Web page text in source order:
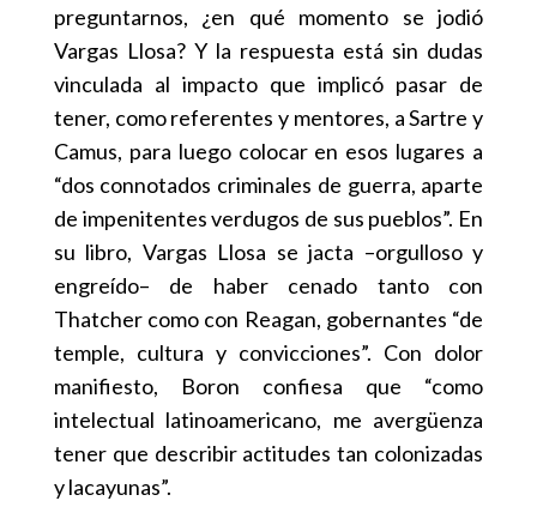
preguntarnos, ¿en qué momento se jodió
Vargas Llosa? Y la respuesta está sin dudas
vinculada al impacto que implicó pasar de
tener, como referentes y mentores, a Sartre y
Camus, para luego colocar en esos lugares a
“dos connotados criminales de guerra, aparte
de impenitentes verdugos de sus pueblos”. En
su libro, Vargas Llosa se jacta –orgulloso y
engreído– de haber cenado tanto con
Thatcher como con Reagan, gobernantes “de
temple, cultura y convicciones”. Con dolor
manifiesto, Boron confiesa que “como
intelectual latinoamericano, me avergüenza
tener que describir actitudes tan colonizadas
y lacayunas”.